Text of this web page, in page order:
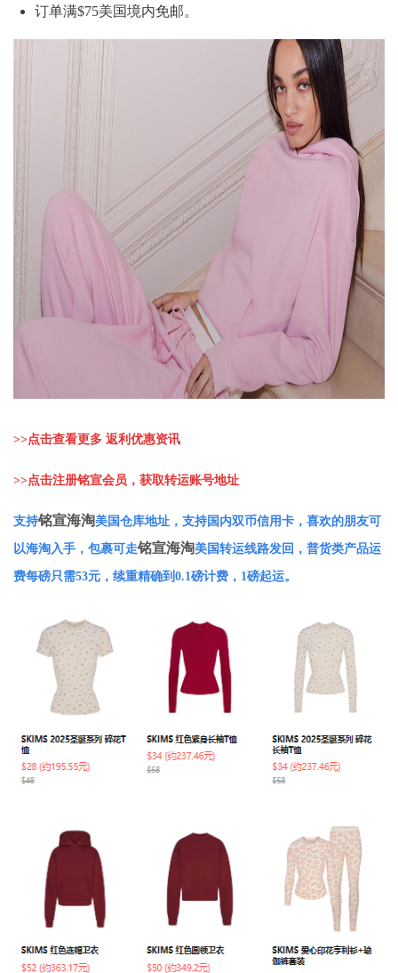
订单满$75美国境内免邮。
>>点击查看更多 返利优惠资讯
>>点击注册铭宣会员，获取转运账号地址
支持铭宣海淘美国仓库地址，支持国内双币信用卡，喜欢的朋友可
以海淘入手，包裹可走铭宣海淘美国转运线路发回，普货类产品运
费每磅只需53元，续重精确到0.1磅计费，1磅起运。